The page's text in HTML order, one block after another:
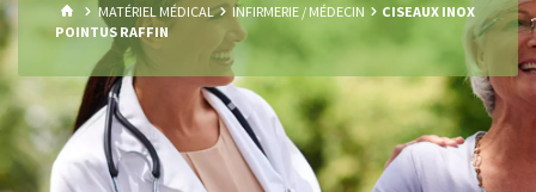
HOMEMATÉRIEL MÉDICAL INFIRMERIE / MÉDECIN
CISEAUX INOX
POINTUS RAFFIN